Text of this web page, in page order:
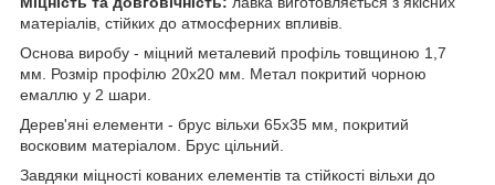
матеріалів, стійких до атмосферних впливів.
Основа виробу - міцний металевий профіль товщиною 1,7
мм. Розмір профілю 20х20 мм. Метал покритий чорною
емаллю у 2 шари.
Дерев'яні елементи - брус вільхи 65х35 мм, покритий
восковим матеріалом. Брус цільний.
Завдяки міцності кованих елементів та стійкості вільхи до